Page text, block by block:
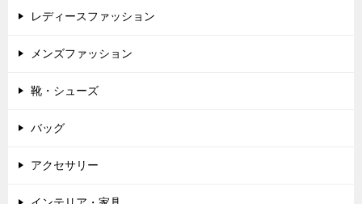
レディースファッション
メンズファッション
靴・シューズ
バッグ
アクセサリー